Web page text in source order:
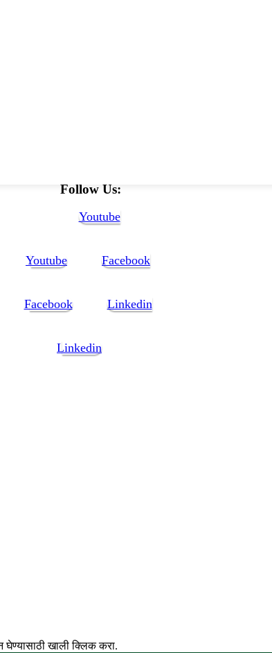
Follow Us:
Youtube
Youtube Facebook
Facebook Linkedin
Linkedin
घेण्यासाठी खाली क्लिक करा.